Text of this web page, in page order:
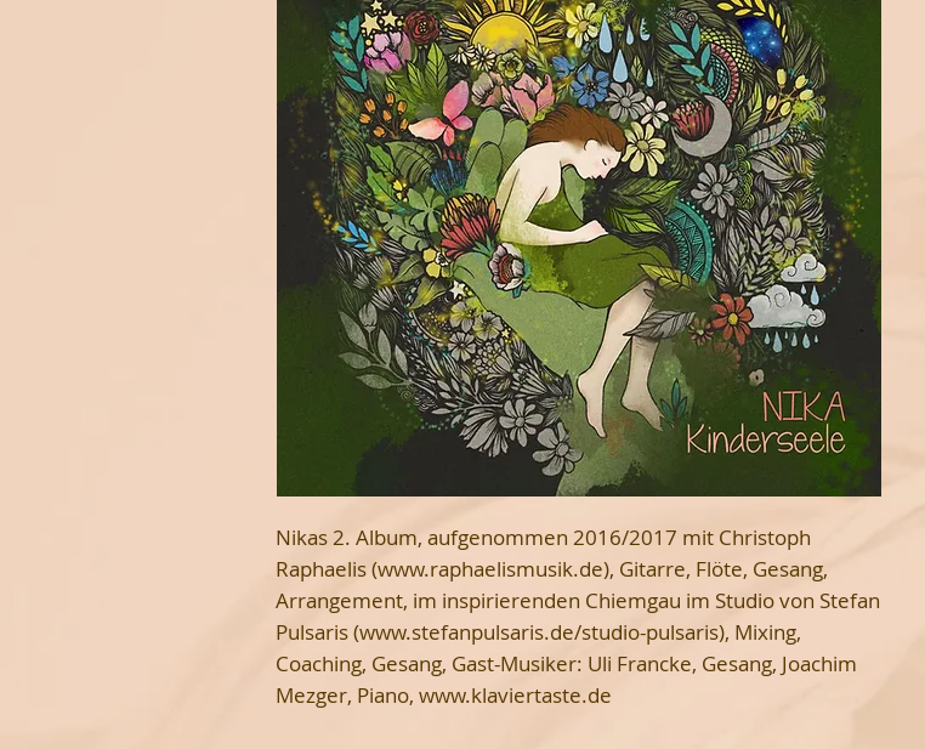
Nikas 2. Album, aufgenommen 2016/2017 mit Christoph
Raphaelis (www.raphaelismusik.de), Gitarre, Flöte, Gesang,
Arrangement, im inspirierenden Chiemgau im Studio von Stefan
Pulsaris (www.stefanpulsaris.de/studio-pulsaris), Mixing,
Coaching, Gesang, Gast-Musiker: Uli Francke, Gesang, Joachim
Mezger, Piano, www.klaviertaste.de